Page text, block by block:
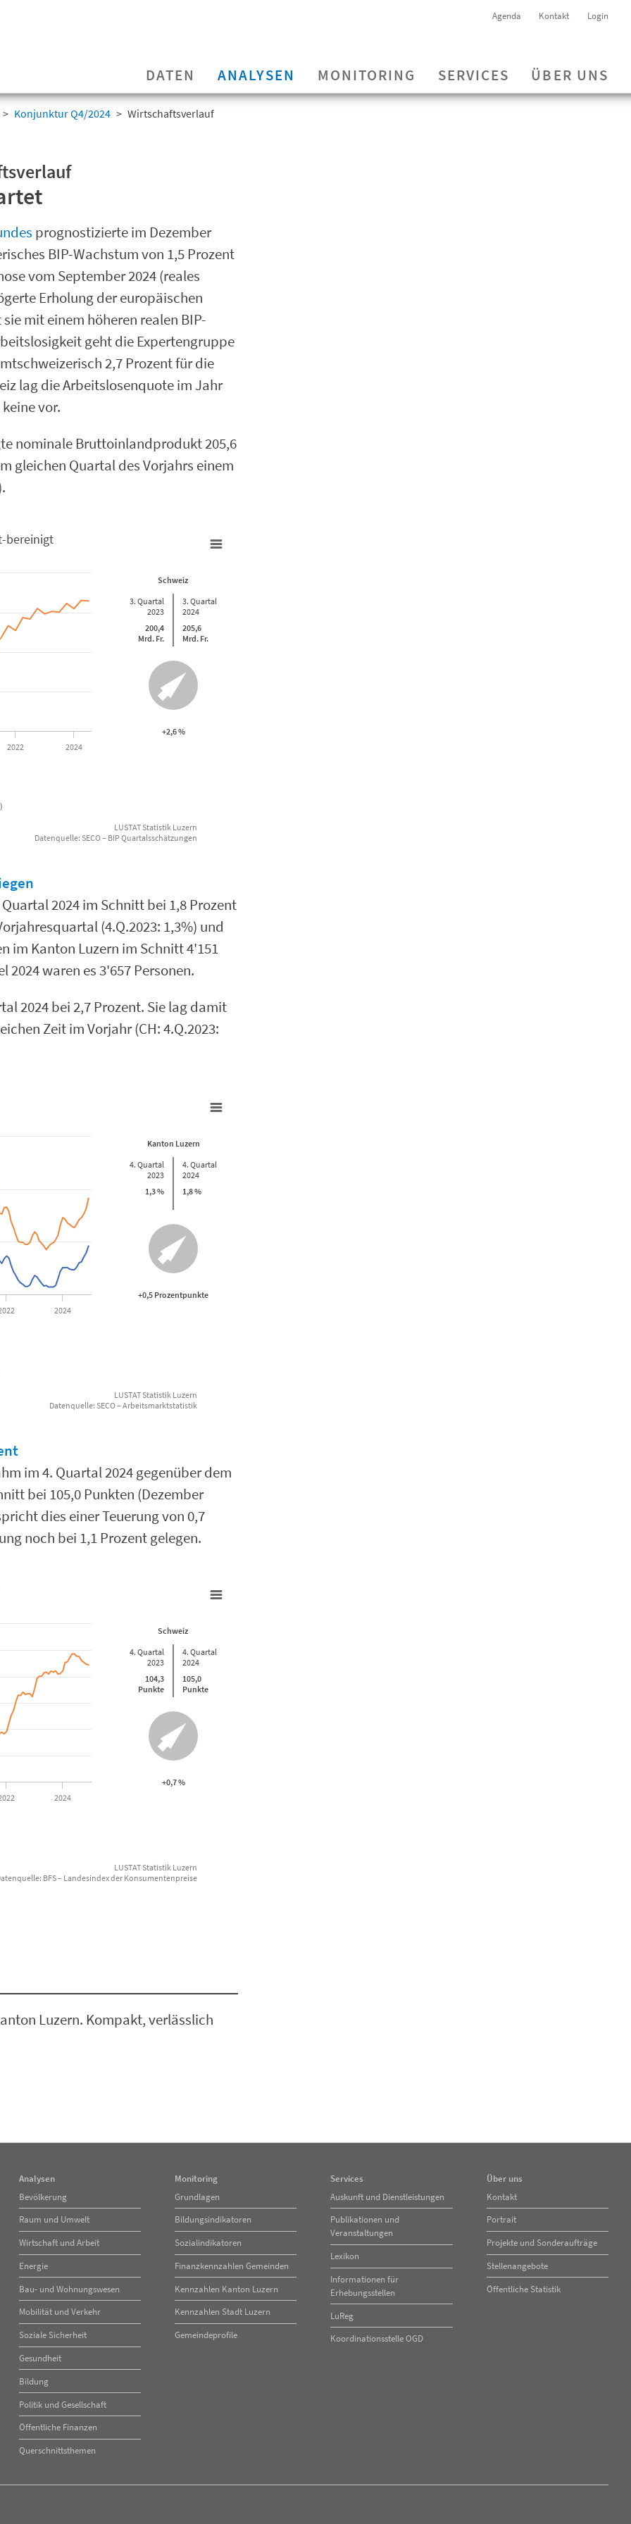
Agenda Kontakt Login
DATEN ANALYSEN MONITORING SERVICES ÜBER UNS
Konjunktur Q4/2024 Wirtschaftsverlauf
prognostizierte im Dezember
BIP-Wachstum von 1,5 Prozent
vom September 2024 (reales
Erholung der europäischen
mit einem höheren realen BIP-
geht die Expertengruppe
2,7 Prozent für die
lag die Arbeitslosenquote im Jahr
vor.
nominale Bruttoinlandprodukt 205,6
gleichen Quartal des Vorjahrs einem
bereinigt
01 00:00:00 to 2024-07-01 00:00:00.
to 113.11.
Schweiz
3. Quartal
2023
3. Quartal
2024
200,4
Mrd. Fr.
205,6
Mrd. Fr.
+2,6 %
bereinigt
2022 2024
LUSTAT Statistik Luzern
Datenquelle: SECO – BIP Quartalsschätzungen
2024 im Schnitt bei 1,8 Prozent
(4.Q.2023: 1,3%) und
im Kanton Luzern im Schnitt 4'151
waren es 3'657 Personen.
2024 bei 2,7 Prozent. Sie lag damit
Zeit im Vorjahr (CH: 4.Q.2023:
01 00:00:00 to 2024-12-01 00:00:00.
to 3.69.
Kanton Luzern
4. Quartal
2023
4. Quartal
2024
1,3 %
1,8 %
+0,5 Prozentpunkte
2024
LUSTAT Statistik Luzern
Datenquelle: SECO – Arbeitsmarktstatistik
im 4. Quartal 2024 gegenüber dem
bei 105,0 Punkten (Dezember
dies einer Teuerung von 0,7
noch bei 1,1 Prozent gelegen.
01 00:00:00 to 2024-12-01 00:00:00.
to 105.73.
Schweiz
4. Quartal
2023
4. Quartal
2024
104,3
Punkte
105,0
Punkte
+0,7 %
2024
LUSTAT Statistik Luzern
BFS – Landesindex der Konsumentenpreise
Luzern. Kompakt, verlässlich
Analysen
überspringen
Bevölkerung
Raum und Umwelt
Wirtschaft und Arbeit
Energie
Bau- und Wohnungswesen
Mobilität und Verkehr
Soziale Sicherheit
Gesundheit
Bildung
Politik und Gesellschaft
Öffentliche Finanzen
Querschnittsthemen
Monitoring
überspringen
Grundlagen
Bildungsindikatoren
Sozialindikatoren
Finanzkennzahlen Gemeinden
Kennzahlen Kanton Luzern
Kennzahlen Stadt Luzern
Gemeindeprofile
Services
Auskunft und Dienstleistungen
Publikationen und
Veranstaltungen
Lexikon
Informationen für
Erhebungsstellen
LuReg
Koordinationsstelle OGD
Über uns
Kontakt
Portrait
Projekte und Sonderaufträge
Stellenangebote
Öffentliche Statistik